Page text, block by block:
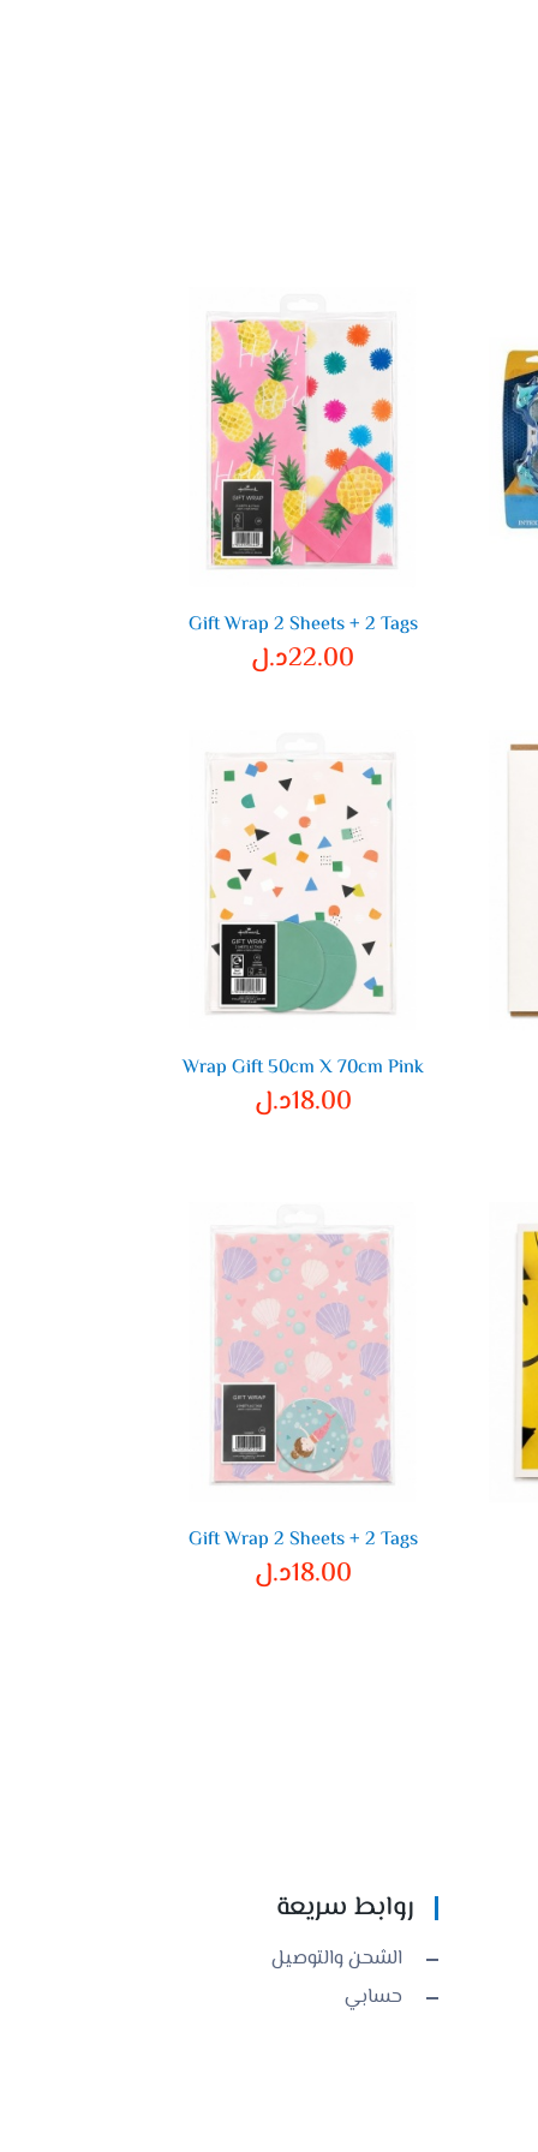
Gift Wrap 2 Sheets + 2 Tags
22.00د.ل
Wrap Gift 50cm X 70cm Pink
18.00د.ل
Gift Wrap 2 Sheets + 2 Tags
18.00د.ل
روابط سريعة
الشحن والتوصيل
حسابي